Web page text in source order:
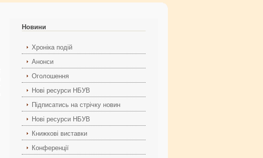
Новини
Хроніка подій
Анонси
Оголошення
Нові ресурси НБУВ
Підписатись на стрічку новин
Нові ресурси НБУВ
Книжкові виставки
Конференції